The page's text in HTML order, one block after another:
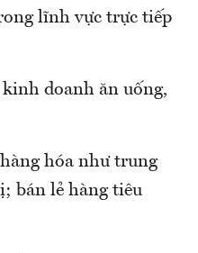
lĩnh vực trực tiếp
doanh ăn uống,
hóa như trung
bán lẻ hàng tiêu